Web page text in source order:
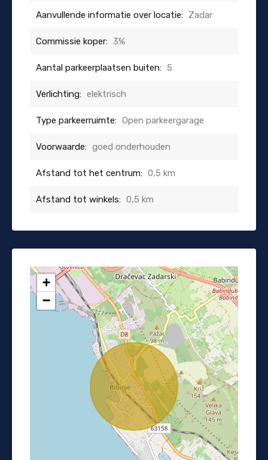
Aanvullende informatie over locatie: Zadar
Commissie koper: 3%
Aantal parkeerplaatsen buiten: 5
Verlichting: elektrisch
Type parkeerruimte: Open parkeergarage
Voorwaarde: goed onderhouden
Afstand tot het centrum: 0,5 km
Afstand tot winkels: 0,5 km
+
−